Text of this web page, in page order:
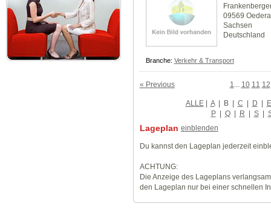
09569
Sachsen
Deutschland
Branche: Verkehr & Transport
« Previous 1 10 11 12
ALLE| A | B| C | D | E
P | Q | R | S |
Lageplan einblenden
Du kannst den Lageplan jederzeit
ACHTUNG:
Die Anzeige des Lageplans
den Lageplan nur bei einer schnellen